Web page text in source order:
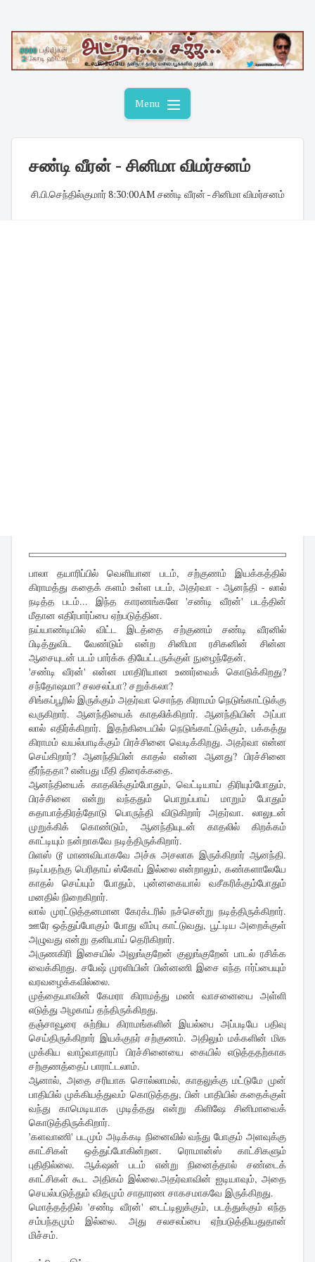
content
Menu
சண்டி வீரன் - சினிமா விமர்சனம்
சி.பி.செந்தில்குமார்·8:30:00 AM சண்டி வீரன் - சினிமா விமர்சனம்
பாலா தயாரிப்பில் வெளியான படம், சற்குணம் இயக்கத்தில்
கிராமத்து கதைக் களம் உள்ள படம், அதர்வா - ஆனந்தி - லால்
நடித்த படம்... இந்த காரணங்களே 'சண்டி வீரன்' படத்தின்
மீதான எதிர்பார்ப்பை ஏற்படுத்தின.
நய்யாண்டியில் விட்ட இடத்தை சற்குணம் சண்டி வீரனில்
பிடித்துவிட வேண்டும் என்ற சினிமா ரசிகனின் சின்ன
ஆசையுடன் படம் பார்க்க தியேட்டருக்குள் நுழைந்தேன்.
'சண்டி வீரன்' என்ன மாதிரியான உணர்வைக் கொடுக்கிறது?
சந்தோஷமா? சலசலப்பா? சறுக்கலா?
சிங்கப்பூரில் இருக்கும் அதர்வா சொந்த கிராமம் நெடுங்காட்டுக்கு
வருகிறார். ஆனந்தியைக் காதலிக்கிறார். ஆனந்தியின் அப்பா
லால் எதிர்க்கிறார். இதற்கிடையில் நெடுங்காட்டுக்கும், பக்கத்து
கிராமம் வயல்பாடிக்கும் பிரச்சினை வெடிக்கிறது. அதர்வா என்ன
செய்கிறார்? ஆனந்தியின் காதல் என்ன ஆனது? பிரச்சினை
தீர்ந்ததா? என்பது மீதி திரைக்கதை.
ஆனந்தியைக் காதலிக்கும்போதும், வெட்டியாய் திரியும்போதும்,
பிரச்சினை என்று வந்ததும் பொறுப்பாய் மாறும் போதும்
கதாபாத்திரத்தோடு பொருந்தி விடுகிறார் அதர்வா. லாலுடன்
முறுக்கிக் கொண்டும், ஆனந்தியுடன் காதலில் கிறக்கம்
காட்டியும் நன்றாகவே நடித்திருக்கிறார்.
பிளஸ் டூ மாணவியாகவே அச்சு அசலாக இருக்கிறார் ஆனந்தி.
நடிப்பதற்கு பெரிதாய் ஸ்கோப் இல்லை என்றாலும், கண்களாலேயே
காதல் செய்யும் போதும், புன்னகையால் வசீகரிக்கும்போதும்
மனதில் நிறைகிறார்.
லால் முரட்டுத்தனமான கேரக்டரில் நச்சென்று நடித்திருக்கிறார்.
ஊரே ஒத்துப்போகும் போது வீம்பு காட்டுவது, பூட்டிய அறைக்குள்
அழுவது என்று தனியாய் தெரிகிறார்.
அருணகிரி இசையில் அலுங்குறேன் குலுங்குறேன் பாடல் ரசிக்க
வைக்கிறது. சபேஷ் முரளியின் பின்னணி இசை எந்த ஈர்ப்பையும்
வரவழைக்கவில்லை.
முத்தையாவின் கேமரா கிராமத்து மண் வாசனையை அள்ளி
எடுத்து அழகாய் தந்திருக்கிறது.
தஞ்சாவூரை சுற்றிய கிராமங்களின் இயல்பை அப்படியே பதிவு
செய்திருக்கிறார் இயக்குநர் சற்குணம். அதிலும் மக்களின் மிக
முக்கிய வாழ்வாதாரப் பிரச்சினையை கையில் எடுத்ததற்காக
சற்குணத்தைப் பாராட்டலாம்.
ஆனால், அதை சரியாக சொல்லாமல், காதலுக்கு மட்டுமே முன்
பாதியில் முக்கியத்துவம் கொடுத்தது, பின் பாதியில் கதைக்குள்
வந்து காமெடியாக முடித்தது என்று கிளிஷே சினிமாவைக்
கொடுத்திருக்கிறார்.
'களவாணி' படமும் அடிக்கடி நினைவில் வந்து போகும் அளவுக்கு
காட்சிகள் ஒத்துப்போகின்றன. ரொமான்ஸ் காட்சிகளும்
புதிதில்லை. ஆக்‌ஷன் படம் என்று நினைத்தால் சண்டைக்
காட்சிகள் கூட அதிகம் இல்லை.அதர்வாவின் ஐடியாவும், அதை
செயல்படுத்தும் விதமும் சாதாரண சாகசமாகவே இருக்கிறது.
மொத்தத்தில் 'சண்டி வீரன்' டைட்டிலுக்கும், படத்துக்கும் எந்த
சம்பந்தமும் இல்லை. அது சலசலப்பை ஏற்படுத்தியதுதான்
மிச்சம்.